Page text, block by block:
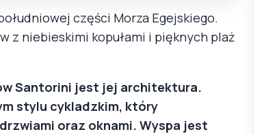
części Morza Egejskiego.
z niebieskimi kopułami i pięknych plaż
Santorini jest jej architektura.
stylu cykladzkim, który
oraz oknami. Wyspa jest